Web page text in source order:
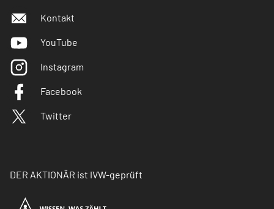
Kontakt
YouTube
Instagram
Facebook
Twitter
DER AKTIONÄR ist IVW-geprüft